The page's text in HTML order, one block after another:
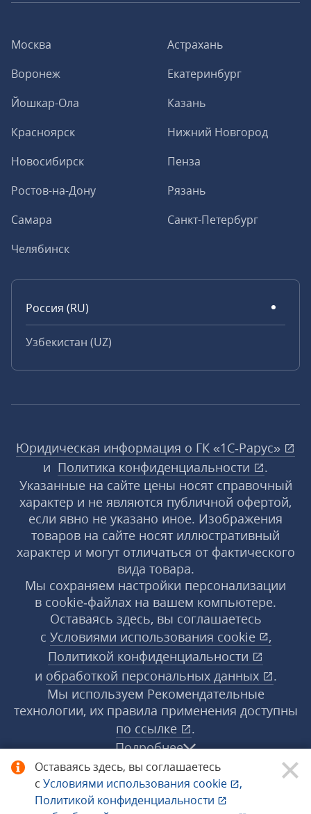
Оставаясь здесь, вы соглашаетесь
с Условиями использования cookie
,
Политикой конфиденциальности
Москва
Астрахань
Воронеж
Екатеринбург
Йошкар-Ола
Казань
Красноярск
Нижний Новгород
Новосибирск
Пенза
Ростов-на-Дону
Рязань
Самара
Санкт-Петербург
Челябинск
Россия (RU)
Узбекистан (UZ)
Юридическая информация о ГК «1С‑Рарус»
и Политика конфиденциальности
.
Указанные на сайте цены носят справочный
характер и не являются публичной офертой,
если явно не указано иное. Изображения
товаров на сайте носят иллюстративный
характер и могут отличаться от фактического
вида товара.
Мы сохраняем настройки персонализации
в cookie‑файлах на вашем компьютере.
Оставаясь здесь, вы соглашаетесь
с Условиями использования cookie
,
Политикой конфиденциальности
и обработкой персональных данных
.
Мы используем Рекомендательные
технологии, их правила применения доступны
по ссылке
.
Подробнее
© 1998−2026 «1С‑Рарус» ®. Все права
защищены.